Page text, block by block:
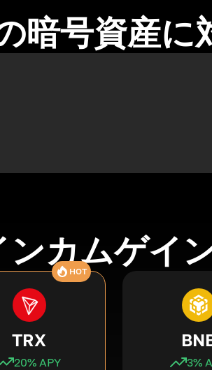
暗号資産に
カムゲイ
HOT
TRX
20% APY 3%